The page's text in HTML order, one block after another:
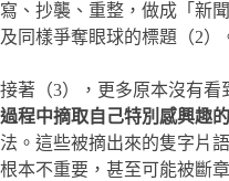
寫、抄襲、重整，做成「新
及同樣爭奪眼球的標題（2）
接著（3），更多原本沒有看
過程中摘取自己特別感興趣
法。這些被摘出來的隻字片
根本不重要，甚至可能被斷